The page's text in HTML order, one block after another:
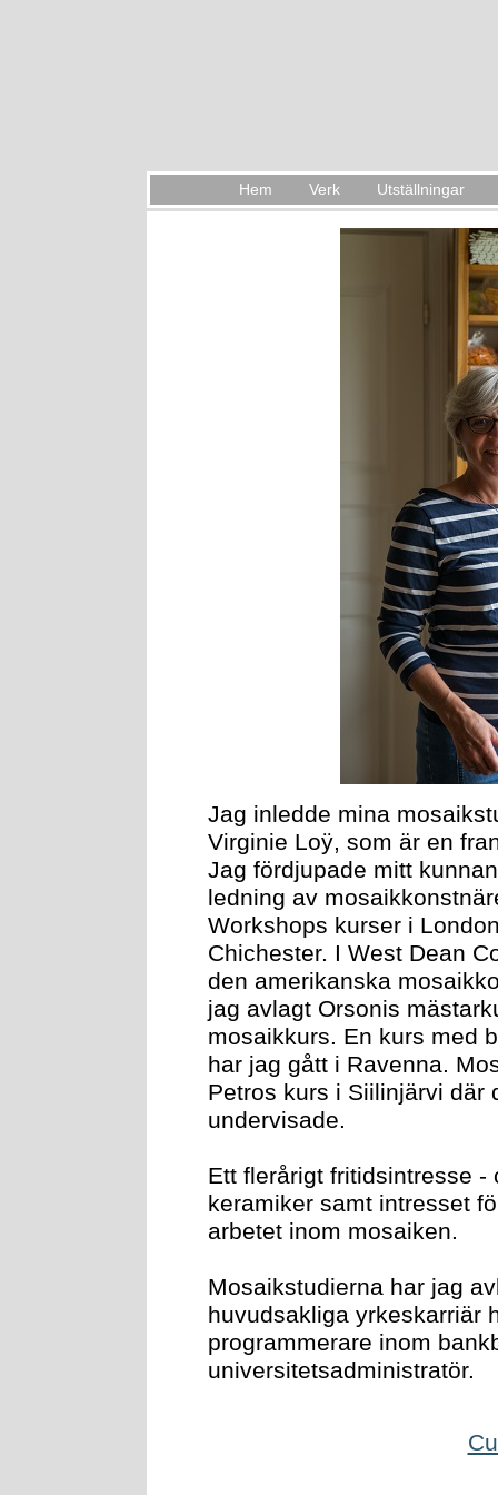
Hem Verk Utställningar
Jag inledde mina
Virginie Loÿ, som är en
Jag fördjupade mitt
ledning av
Workshops kurser i
Chichester. I West Dean
den amerikanska
jag avlagt Orsonis
mosaikkurs. En kurs med
har jag gått i Ravenna.
Petros kurs i Siilinjärvi där
undervisade.
Ett flerårigt fritidsintresse
keramiker samt intresset
arbetet inom mosaiken.
Mosaikstudierna har jag
huvudsakliga yrkeskarriär
programmerare inom
universitetsadministratör.